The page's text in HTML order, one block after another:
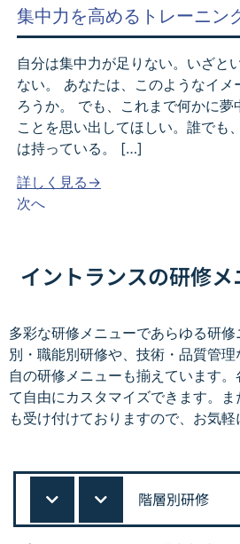
集中力を高めるトレーニン
自分は集中力が足りない。いざと
ない。 あなたは、このようなイ
ろうか。 でも、これまで何かに
ことを思い出してほしい。誰でも
は持っている。 […]
詳しく見る→
次へ
イントランスの研修
多彩な研修メニューであらゆる研
別・職能別研修や、技術・品質管
自の研修メニューも揃えています
て自由にカスタマイズできます。
も受け付けておりますので、お気軽
階層別研修